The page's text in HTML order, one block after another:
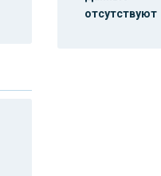
отсутствуют